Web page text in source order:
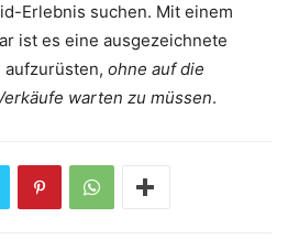
Erlebnis suchen. Mit einem
ist es eine ausgezeichnete
aufzurüsten, ohne auf die
warten zu müssen.